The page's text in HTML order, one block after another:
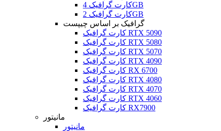
کارت گرافیک 4GB
کارت گرافیک 2GB
گرافیک بر اساس چیپست
کارت گرافیک RTX 5090
کارت گرافیک RTX 5080
کارت گرافیک RTX 5070
کارت گرافیک RTX 4090
کارت گرافیک RX 6700
کارت گرافیک RTX 4080
کارت گرافیک RTX 4070
کارت گرافیک RTX 4060
کارت گرافیک RX7900
مانیتور
مانیتور